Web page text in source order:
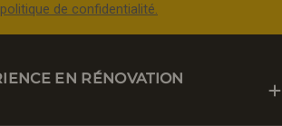
politique de confidentialité.
EN RÉNOVATION